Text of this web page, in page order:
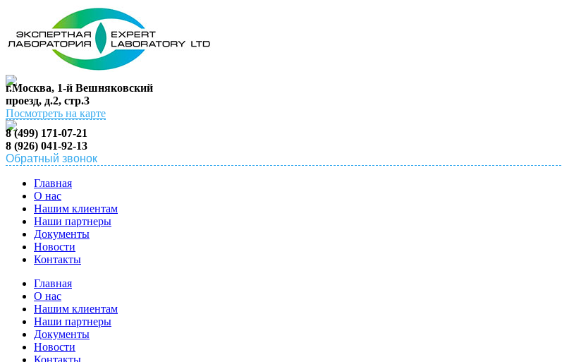
г.Москва, 1-й Вешняковский
проезд, д.2, стр.3
Посмотреть на карте
8 (499) 171-07-21
8 (926) 041-92-13
Обратный звонок
Главная
О нас
Нашим клиентам
Наши партнеры
Документы
Новости
Контакты
Главная
О нас
Нашим клиентам
Наши партнеры
Документы
Новости
Контакты